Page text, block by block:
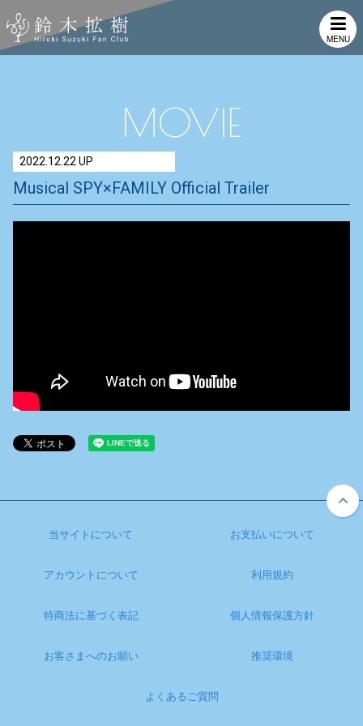
MENU
MOVIE
2022.12.22 UP
Musical SPY×FAMILY Official Trailer
当サイトについて お支払いについて
アカウントについて 利用規約
特商法に基づく表記 個人情報保護方針
お客さまへのお願い 推奨環境
よくあるご質問